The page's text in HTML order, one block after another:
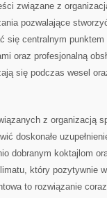
związane z
pozwalające
się centralnym
oraz profesjonalną
się podczas wesel
z organizacją
doskonałe
dobranym koktajlom
który pozytywnie
to rozwiązanie